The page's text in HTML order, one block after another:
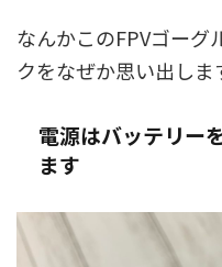
なんかこのFPVゴーグ
クをなぜか思い出しま
電源はバッテリー
ます